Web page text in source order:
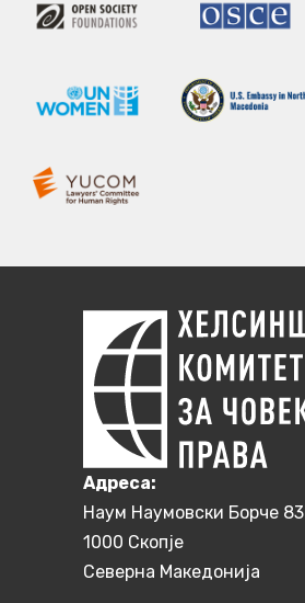
Aдреса:
Наум Наумовски Борче 83
1000 Скопје
Северна Македонија